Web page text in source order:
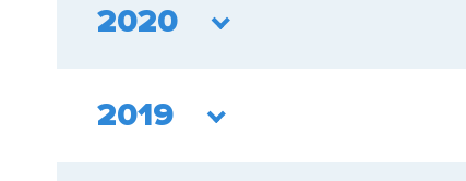
2020
2019